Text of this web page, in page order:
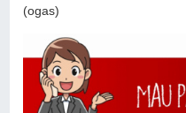
(ogas)